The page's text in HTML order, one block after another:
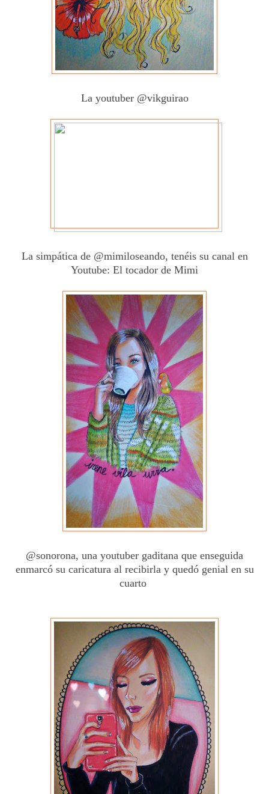
La youtuber @vikguirao
La simpática de @mimiloseando, tenéis su canal en
Youtube: El tocador de Mimi
@sonorona, una youtuber gaditana que enseguida
enmarcó su caricatura al recibirla y quedó genial en su
cuarto